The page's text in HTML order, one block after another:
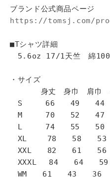
ブランド公式商品ページ
https://tomsj.com/
■Tシャツ詳細
5.6oz 17/1天竺 綿100
・サイズ
身丈 身巾 肩巾
S 66 49 44
M 70 52 47
L 74 55 50
XL 78 58 53
XXL 82 61
XXXL 84 64
WM 61 43 36